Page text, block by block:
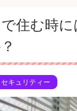
住む時に
セキュリティー